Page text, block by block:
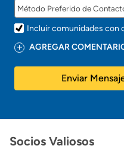
Incluir comunidades con
AGREGAR
Enviar
Socios Valiosos